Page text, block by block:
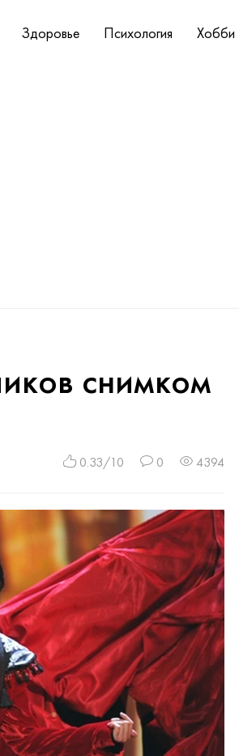
Здоровье Психология Хобби
снимком
0.33/10 0 4394